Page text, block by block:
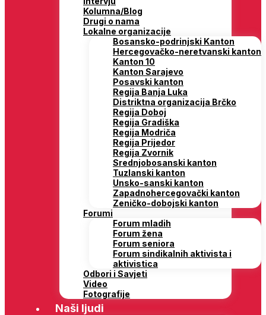
Kolumna/Blog
Drugi o nama
Lokalne organizacije
Bosansko-podrinjski Kanton
Hercegovačko-neretvanski kanton
Kanton 10
Kanton Sarajevo
Posavski kanton
Regija Banja Luka
Distriktna organizacija Brčko
Regija Doboj
Regija Gradiška
Regija Modriča
Regija Prijedor
Regija Zvornik
Srednjobosanski kanton
Tuzlanski kanton
Unsko-sanski kanton
Zapadnohercegovački kanton
Zeničko-dobojski kanton
Forumi
Forum mladih
Forum žena
Forum seniora
Forum sindikalnih aktivista i
aktivistica
Odbori i Savjeti
Video
Fotografije
Naši ljudi